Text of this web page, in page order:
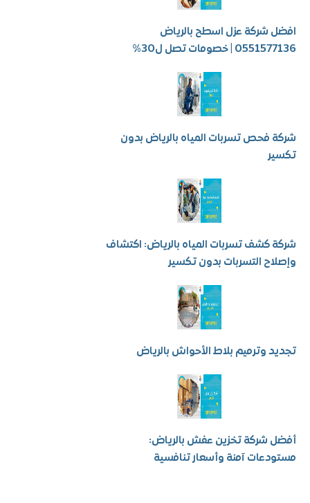
شركة عزل اسطح بالرياض
| خصومات تصل ل30%
فحص تسربات المياه بالرياض بدون
كشف تسربات المياه بالرياض: اكتشاف
التسربات بدون تكسير
وترميم بلاط الأحواش بالرياض
شركة تخزين عفش بالرياض:
آمنة وأسعار تنافسية